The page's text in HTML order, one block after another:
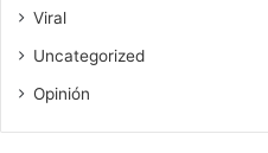
Viral
Uncategorized
Opinión